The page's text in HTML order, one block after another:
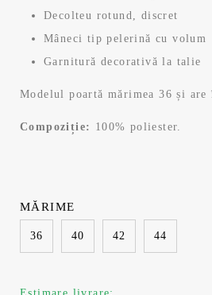
Decolteu rotund, discret
Mâneci tip pelerină cu volum
Garnitură decorativă la talie
Modelul poartă mărimea 36 și
Compoziție: 100% poliester.
36 40 42 44
MĂRIME